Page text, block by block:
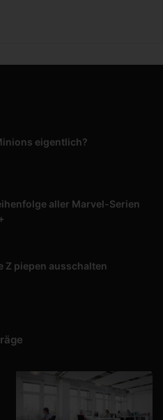
eigentlich?
aller Marvel-Serien
Z piepen ausschalten